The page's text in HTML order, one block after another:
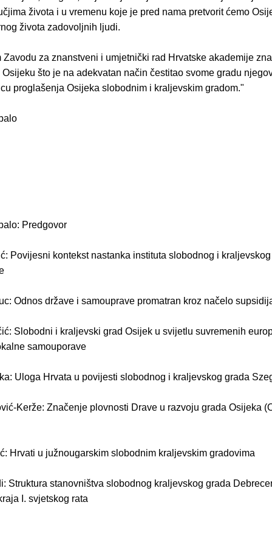
života i u vremenu koje je pred nama pretvorit ćemo
života zadovoljnih ljudi.
Zavodu za znanstveni i umjetnički rad Hrvatske akademije
što je na adekvatan način čestitao svome gradu
proglašenja Osijeka slobodnim i kraljevskim gradom."
Predgovor
Povijesni kontekst nastanka instituta slobodnog i
Odnos države i samouprave promatran kroz načelo
Slobodni i kraljevski grad Osijek u svijetlu suvremenih
samouporave
Uloga Hrvata u povijesti slobodnog i kraljevskog grada
Kerže: Značenje plovnosti Drave u razvoju grada Osijeka
Hrvati u južnougarskim slobodnim kraljevskim gradovima
Struktura stanovništva slobodnog kraljevskog grada
I. svjetskog rata